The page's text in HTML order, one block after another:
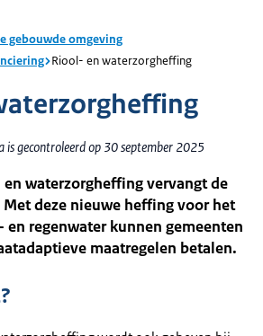
gebouwde omgeving
Riool- en waterzorgheffing
is gecontroleerd op 30 september 2025
waterzorgheffing vervangt de
deze nieuwe heffing voor het
regenwater kunnen gemeenten
maatregelen betalen.